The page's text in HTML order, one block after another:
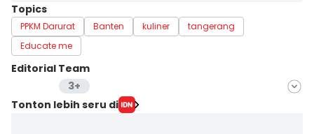
Topics
PPKM Darurat Banten kuliner
tangerang
Educate me
Editorial Team
3+
Editor
Tonton lebih seru di